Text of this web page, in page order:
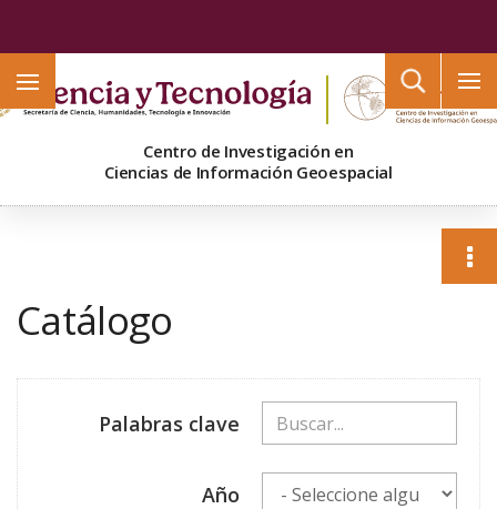
Centro de Investigación en
Ciencias de Información Geoespacial
Catálogo
Palabras clave
Año